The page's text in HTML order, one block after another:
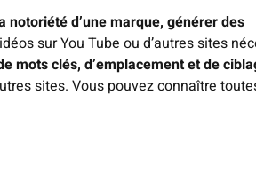
d’une marque, générer des
sur You Tube ou d’autres sites
mots clés, d’emplacement et de
sites. Vous pouvez connaître